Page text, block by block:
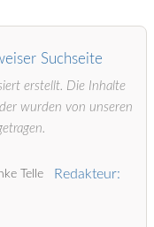
Suchseite
erstellt. Die Inhalte
wurden von unseren
Redakteur: